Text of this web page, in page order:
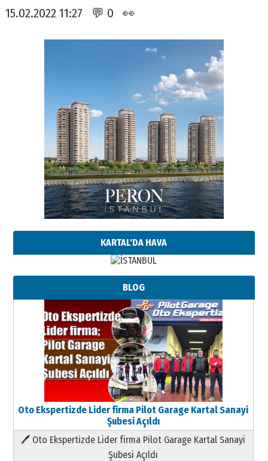
15.02.2022 11:27 💬 0 👀
KARTAL'DA HAVA
BLOG
Oto Ekspertizde Lider firma Pilot Garage Kartal Sanayi
Şubesi Açıldı
🖊 Oto Ekspertizde Lider firma Pilot Garage Kartal Sanayi
Şubesi Açıldı